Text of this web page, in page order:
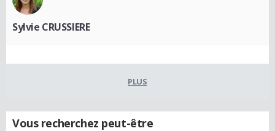
Sylvie CRUSSIERE
PLUS
Vous recherchez peut-être